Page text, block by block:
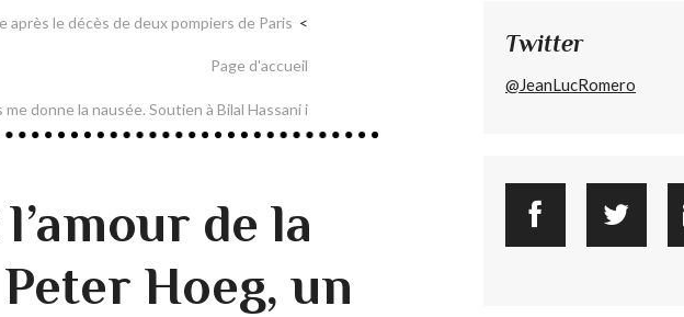
après le décès de deux pompiers de Paris
Page d'accueil
donne la nausée. Soutien à Bilal Hassani i
de la
Hoeg, un
Twitter
@JeanLucRomero